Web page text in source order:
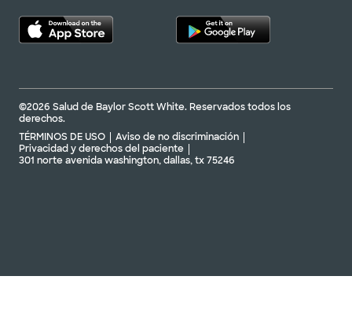
©2026 Salud de Baylor Scott White. Reservados todos los
derechos.
TÉRMINOS DE USO
Aviso de no discriminación
Privacidad y derechos del paciente
301 norte avenida washington, dallas, tx 75246